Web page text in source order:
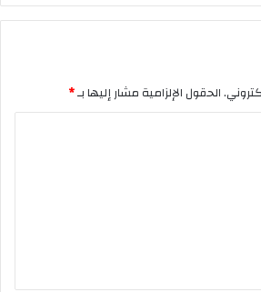
الحقول الإلزامية مشار إليها بـ*